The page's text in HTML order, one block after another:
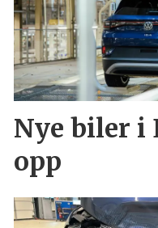
Nye biler i
opp